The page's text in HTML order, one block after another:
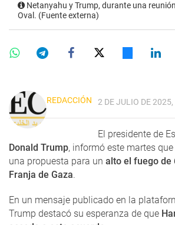
Netanyahu y Trump, durante una
Oval. (Fuente externa)
REDACCIÓN 2 DE JULIO DE
El presidente de
Donald Trump, informó este martes que
una propuesta para un alto el fuego de
Franja de Gaza.
En un mensaje publicado en la
Trump destacó su esperanza de que